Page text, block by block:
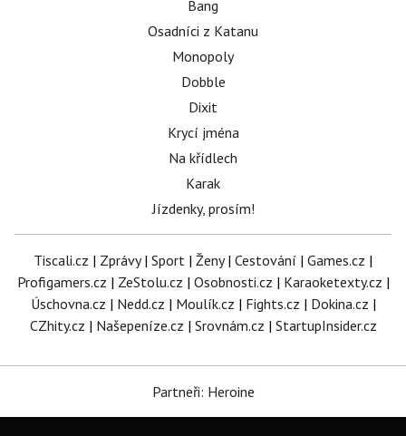
Bang
Osadníci z Katanu
Monopoly
Dobble
Dixit
Krycí jména
Na křídlech
Karak
Jízdenky, prosím!
Tiscali.cz | Zprávy| Sport | Ženy| Cestování | Games.cz |
Profigamers.cz | ZeStolu.cz | Osobnosti.cz | Karaoketexty.cz |
Úschovna.cz | Nedd.cz | Moulík.cz | Fights.cz | Dokina.cz |
CZhity.cz | Našepeníze.cz | Srovnám.cz | StartupInsider.cz
Partneři: Heroine